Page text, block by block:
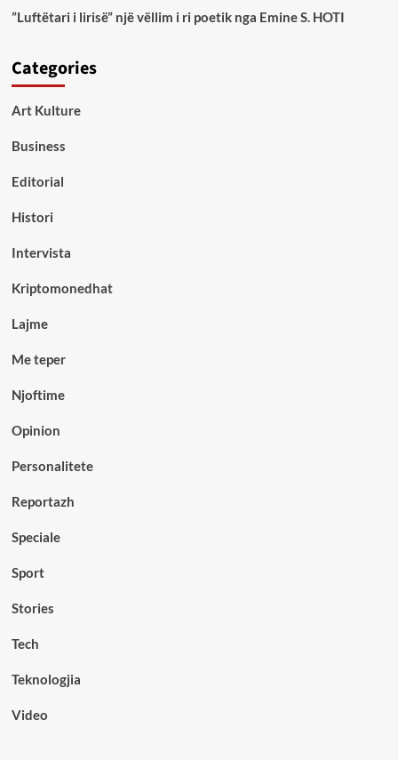
”Luftëtari i lirisë” një vëllim i ri poetik nga Emine S. HOTI
Categories
Art Kulture
Business
Editorial
Histori
Intervista
Kriptomonedhat
Lajme
Me teper
Njoftime
Opinion
Personalitete
Reportazh
Speciale
Sport
Stories
Tech
Teknologjia
Video